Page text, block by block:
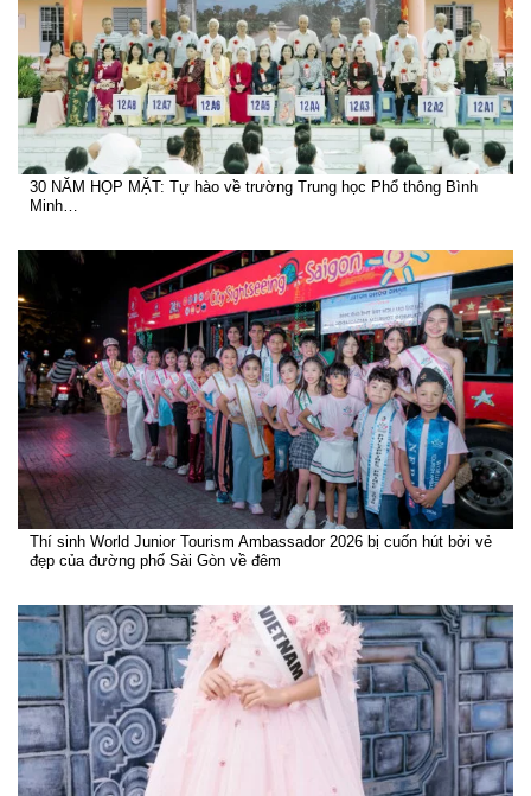
30 NĂM HỌP MẶT: Tự hào về trường Trung học Phổ thông Bình
Minh…
Thí sinh World Junior Tourism Ambassador 2026 bị cuốn hút bởi vẻ
đẹp của đường phố Sài Gòn về đêm